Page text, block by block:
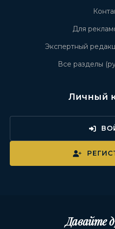
Для
Экспертный
Все разделы
Личный
Давайте